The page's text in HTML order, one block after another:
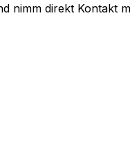
nimm direkt Kontakt